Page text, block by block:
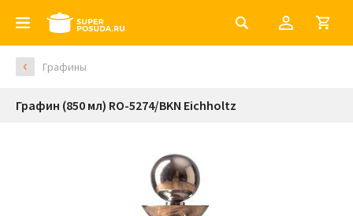
Графины
Графин (850 мл) RO-5274/BKN Eichholtz